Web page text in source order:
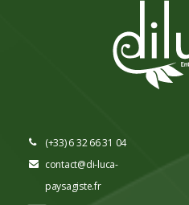
(+33) 6 32 66 31 04
contact@di-luca-
paysagiste.fr